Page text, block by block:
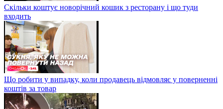
Скільки коштує новорічний кошик з ресторану і що туди
входить
Що робити у випадку, коли продавець відмовляє у поверненні
коштів за товар